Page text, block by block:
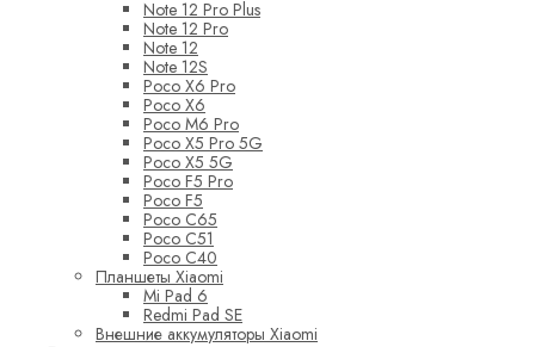
Note 12 Pro Plus
Note 12 Pro
Note 12
Note 12S
Poco X6 Pro
Poco X6
Poco M6 Pro
Poco X5 Pro 5G
Poco X5 5G
Poco F5 Pro
Poco F5
Poco C65
Poco C51
Poco C40
Планшеты Xiaomi
Mi Pad 6
Redmi Pad SE
Внешние аккумуляторы Xiaomi